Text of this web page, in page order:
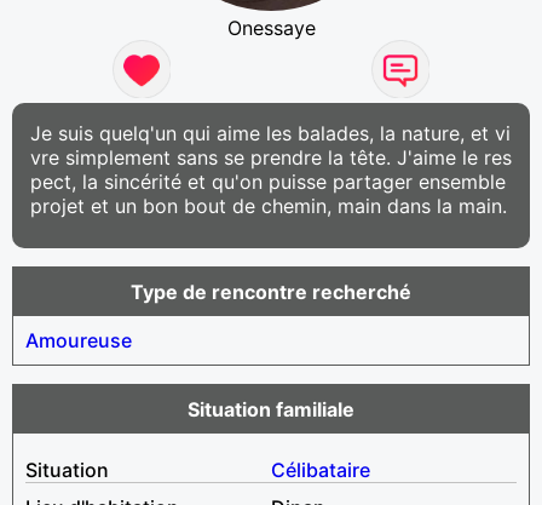
Onessaye
Je suis quelq'un qui aime les balades, la nature, et vi
vre simplement sans se prendre la tête. J'aime le res
pect, la sincérité et qu'on puisse partager ensemble
projet et un bon bout de chemin, main dans la main.
Type de rencontre recherché
Amoureuse
Situation familiale
Situation
Célibataire